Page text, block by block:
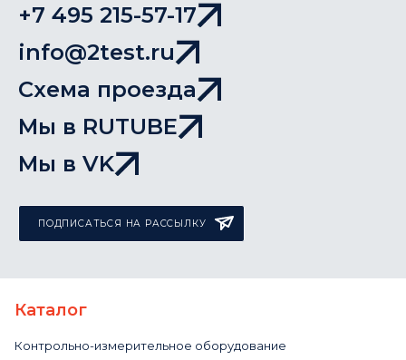
+7 495 215-57-17
info@2test.ru
Схема проезда
Мы в RUTUBE
Мы в VK
ПОДПИСАТЬСЯ НА РАССЫЛКУ
Каталог
Контрольно-измерительное оборудование